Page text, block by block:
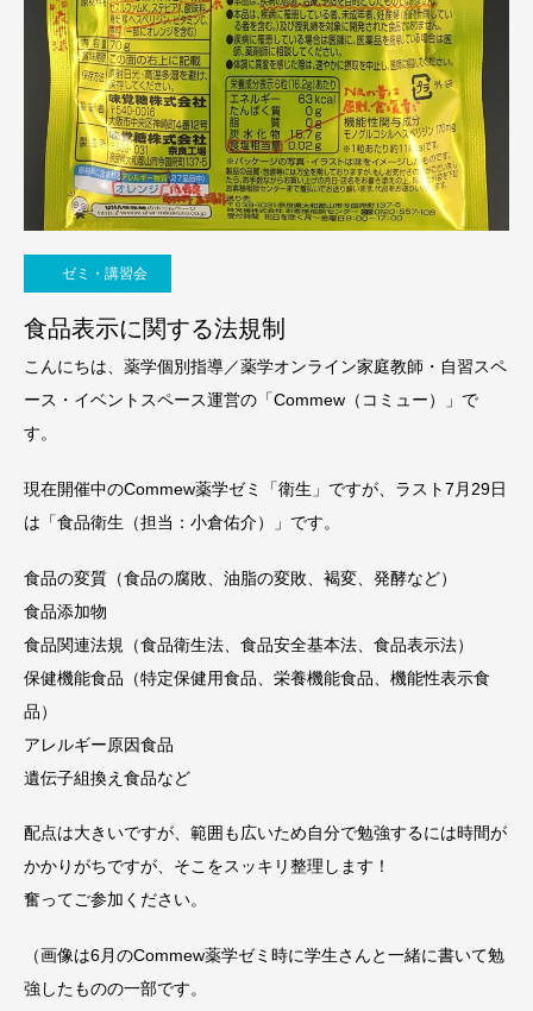
ゼミ・講習会
食品表示に関する法規制
こんにちは、薬学個別指導／薬学オンライン家庭教師・自習スペ
ース・イベントスペース運営の「Commew（コミュー）」で
す。
現在開催中のCommew薬学ゼミ「衛生」ですが、ラスト7月29日
は「食品衛生（担当：小倉佑介）」です。
食品の変質（食品の腐敗、油脂の変敗、褐変、発酵など）
食品添加物
食品関連法規（食品衛生法、食品安全基本法、食品表示法）
保健機能食品（特定保健用食品、栄養機能食品、機能性表示食
品）
アレルギー原因食品
遺伝子組換え食品など
配点は大きいですが、範囲も広いため自分で勉強するには時間が
かかりがちですが、そこをスッキリ整理します！
奮ってご参加ください。
（画像は6月のCommew薬学ゼミ時に学生さんと一緒に書いて勉
強したものの一部です。